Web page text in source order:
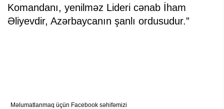
Komandanı, yenilməz Lideri cənab İham
Əliyevdir, Azərbaycanın şanlı ordusudur.”
Məlumatlanmaq üçün Facebook səhifəmizi